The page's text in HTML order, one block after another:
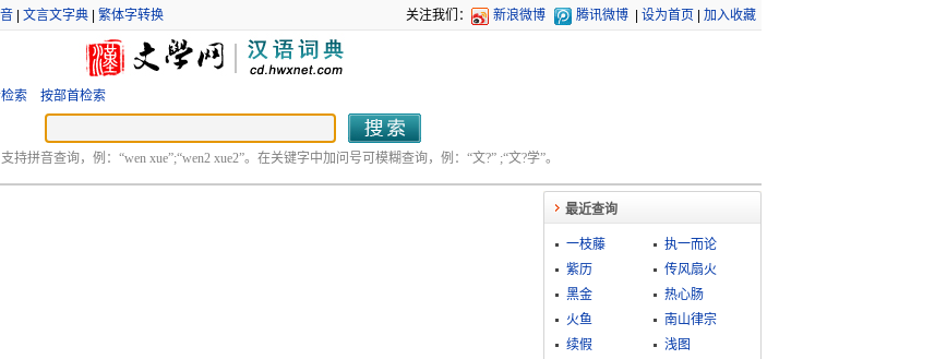
| 文言文字典| 繁体字转换 关注我们： 新浪微博 腾讯微博 设为首页 加入收藏
索 按部首检索
支持拼音查询，例：“wen xue”;“wen2 xue2”。在关键字中加问号可模糊查询，例：“文?” ;“文?学”。
最近查询
一枝藤
执一而论
紫历
传风扇火
黑金
热心肠
火鱼
南山律宗
续假
浅图